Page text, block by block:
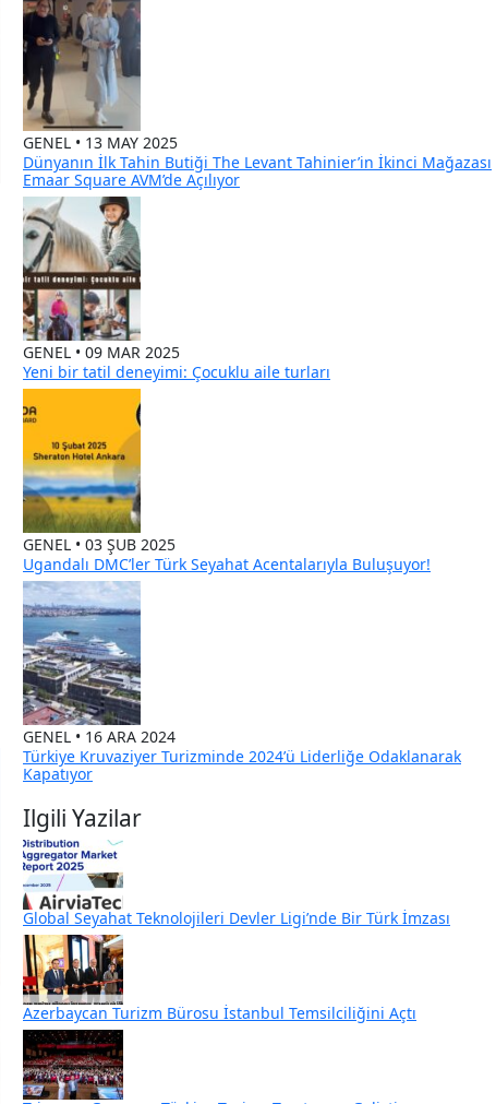
GENEL • 13 MAY 2025
Dünyanın İlk Tahin Butiği The Levant Tahinier’in İkinci Mağazası
Emaar Square AVM’de Açılıyor
GENEL • 09 MAR 2025
Yeni bir tatil deneyimi: Çocuklu aile turları
GENEL • 03 ŞUB 2025
Ugandalı DMC’ler Türk Seyahat Acentalarıyla Buluşuyor!
GENEL • 16 ARA 2024
Türkiye Kruvaziyer Turizminde 2024’ü Liderliğe Odaklanarak
Kapatıyor
Ilgili Yazilar
Global Seyahat Teknolojileri Devler Ligi’nde Bir Türk İmzası
Azerbaycan Turizm Bürosu İstanbul Temsilciliğini Açtı